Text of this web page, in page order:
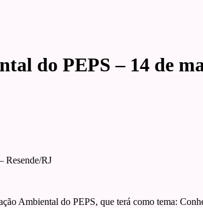
do PEPS – 14 de
Resende/RJ
Ambiental do PEPS, que terá como tema: